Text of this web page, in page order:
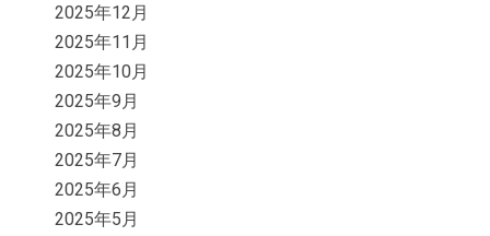
2025年12月
2025年11月
2025年10月
2025年9月
2025年8月
2025年7月
2025年6月
2025年5月